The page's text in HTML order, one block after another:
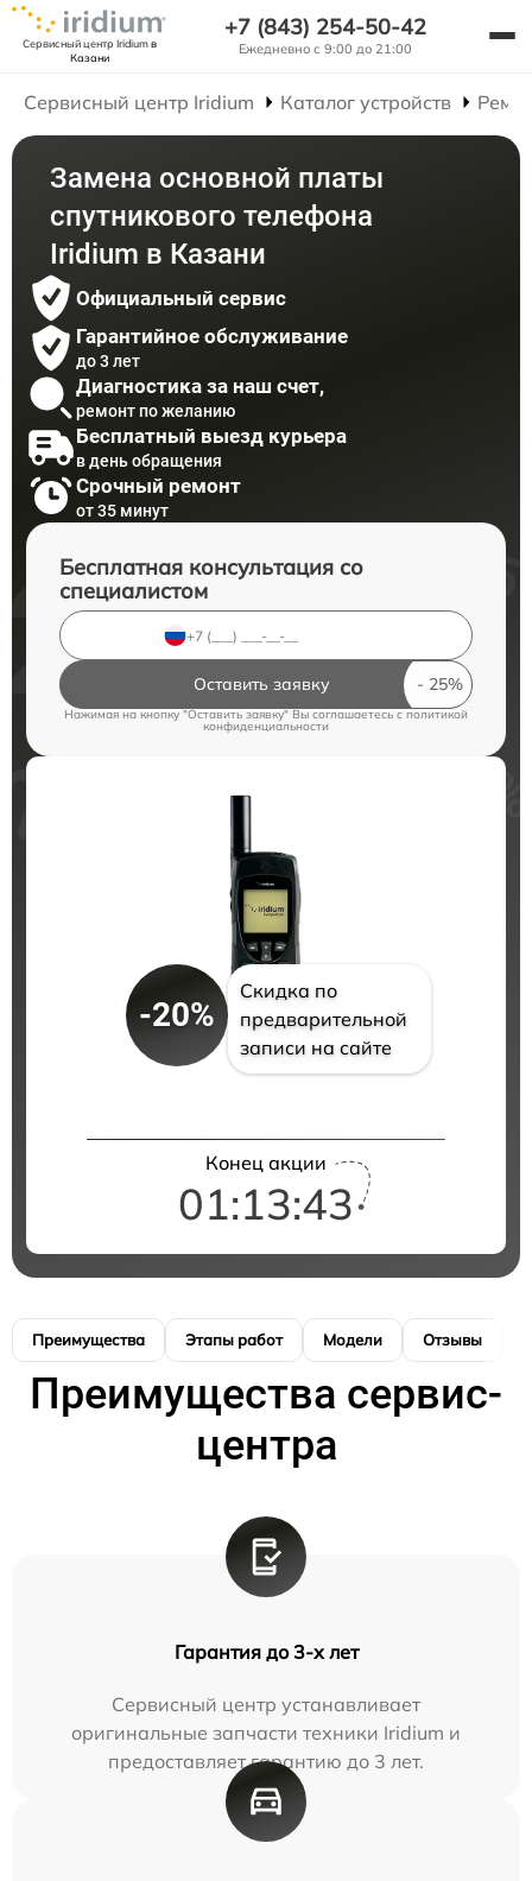
Сервисный центр Iridiumв
Казани
+7 (843) 254-50-42
Ежедневно с 9:00 до 21:00
Сервисный центр Iridium Каталог устройств
Замена основной платы
спутникового телефона
Iridium в Казани
Официальный сервис
Гарантийное обслуживание
до 3 лет
Диагностика за наш счет,
ремонт по желанию
Бесплатный выезд курьера
в день обращения
Срочный ремонт
от 35 минут
Бесплатная консультация со
специалистом
Оставить заявку
Нажимая на кнопку "Оставить заявку" Вы соглашаетесь c политикой
конфиденциальности
-20%
Скидка по
предварительной
записи на сайте
Конец акции
01:13:42
Преимущества Этапы работ Модели Отзывы
Преимущества сервис-
центра
Гарантия до 3-х лет
Сервисный центр устанавливает
оригинальные запчасти техники Iridium и
предоставляет гарантию до 3 лет.